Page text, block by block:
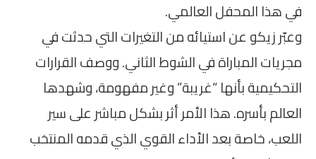
في هذا المحفل العالمي.
وعبّر زيكو عن استيائه من التغيرات التي حدثت في
مجريات المباراة في الشوط الثاني. ووصف القرارات
التحكيمية بأنها “غريبة” وغير مفهومة، وشهدها
العالم بأسره. هذا الأمر أثر بشكل مباشر على سير
اللعب، خاصة بعد الأداء القوي الذي قدمه المنتخب